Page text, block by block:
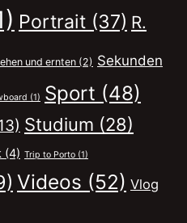
Portrait (37) R.
und ernten (2) Sekunden
(1) Sport (48)
Studium (28)
(4) Trip to Porto (1)
Videos (52) Vlog